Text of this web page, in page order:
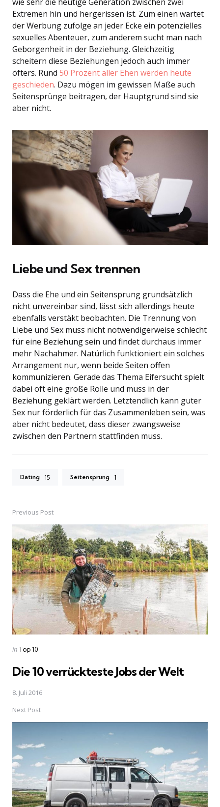
Extremen hin und hergerissen ist. Zum einen wartet
der Werbung zufolge an jeder Ecke ein potenzielles
sexuelles Abenteuer, zum anderem sucht man nach
Geborgenheit in der Beziehung. Gleichzeitig
scheitern diese Beziehungen jedoch auch immer
öfters. Rund 50 Prozent aller Ehen werden heute
geschieden. Dazu mögen im gewissen Maße auch
Seitensprünge beitragen, der Hauptgrund sind sie
aber nicht.
Liebe und Sex trennen
Dass die Ehe und ein Seitensprung grundsätzlich
nicht unvereinbar sind, lässt sich allerdings heute
ebenfalls verstäkt beobachten. Die Trennung von
Liebe und Sex muss nicht notwendigerweise schlecht
für eine Beziehung sein und findet durchaus immer
mehr Nachahmer. Natürlich funktioniert ein solches
Arrangement nur, wenn beide Seiten offen
kommunizieren. Gerade das Thema Eifersucht spielt
dabei oft eine große Rolle und muss in der
Beziehung geklärt werden. Letztendlich kann guter
Sex nur förderlich für das Zusammenleben sein, was
aber nicht bedeutet, dass dieser zwangsweise
zwischen den Partnern stattfinden muss.
Dating 15 Seitensprung 1
Post
navigation
Previous Post
Posted
in Top 10
Die 10 verrückteste Jobs der Welt
8. Juli 2016
Next Post